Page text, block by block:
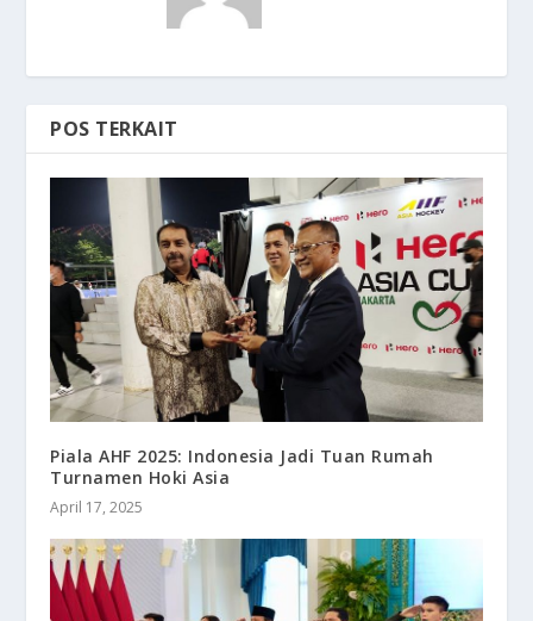
POS TERKAIT
Piala AHF 2025: Indonesia Jadi Tuan Rumah
Turnamen Hoki Asia
April 17, 2025